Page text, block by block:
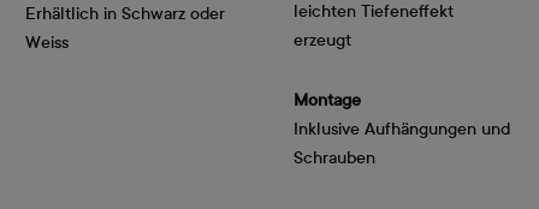
Erhältlich in Schwarz oder
Weiss
leichten Tiefeneffekt
erzeugt
Montage
Inklusive Aufhängungen und
Schrauben